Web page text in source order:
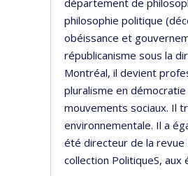
département de
philosophie politique
obéissance et
républicanisme sous la
Montréal, il devient
pluralisme en
mouvements sociaux. Il
environnementale. Il a
été directeur de la revue
collection PolitiqueS, aux